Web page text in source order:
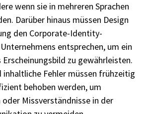
wenn sie in mehreren Sprachen
Darüber hinaus müssen Design
den Corporate-Identity-
entsprechen, um ein
zu gewährleisten.
inhaltliche Fehler müssen frühzeitig
behoben werden, um
oder Missverständnisse in der